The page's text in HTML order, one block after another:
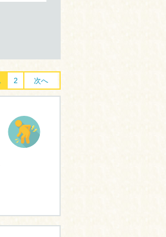
2 次へ